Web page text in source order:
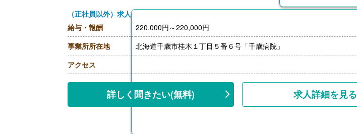
（正社員以外）求人
給与・報酬
220,000円～220,000円
事業所所在地
北海道千歳市桂木１丁目５番６号「千歳病院」
アクセス
詳しく聞きたい(無料) 求人詳細を見る